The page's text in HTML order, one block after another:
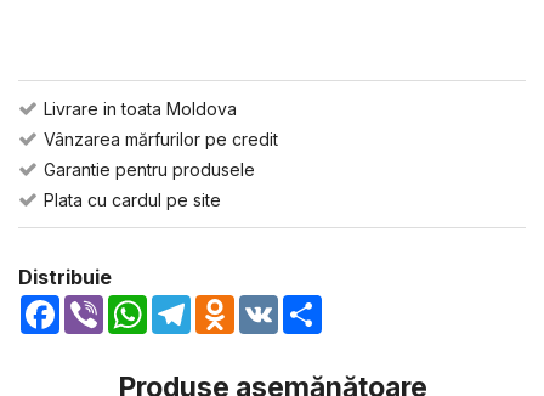
Livrare in toata Moldova
Vânzarea mărfurilor pe credit
Garantie pentru produsele
Plata cu cardul pe site
Distribuie
Facebook
Viber WhatsApp
TelegramOdnoklassniki
VK
Produse asemănătoare